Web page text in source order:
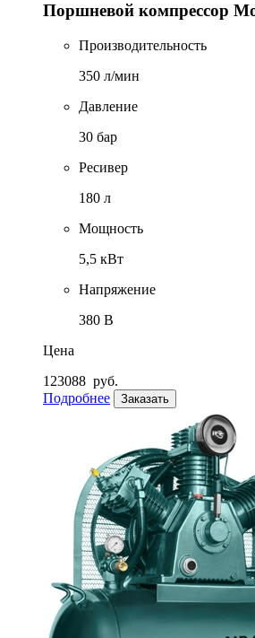
Поршневой компрессор
Производительность
350 л/мин
Давление
30 бар
Ресивер
180 л
Мощность
5,5 кВт
Напряжение
380 В
Цена
123088 руб.
Подробнее
Заказать